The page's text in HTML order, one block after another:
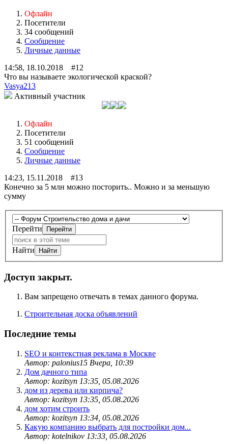
Офлайн
Посетители
34 сообщений
Сообщение
Личные данные
14:58, 18.10.2018 #12
Что вы называете экологической краской?
Vasya213
Активный участник
Офлайн
Посетители
51 сообщений
Сообщение
Личные данные
14:23, 15.11.2018 #13
Конечно за 5 млн можно посторить.. Можно и за меньшую
сумму
Перейти
Найти
Доступ закрыт.
Вам запрещено отвечать в темах данного форума.
Строительная доска объявлений
Последние темы
SEO и контекстная реклама в Москве
Автор: palonius15 Вчера, 10:39
Дом дачного типа
Автор: kozitsyn 13:35, 05.08.2026
дом из дерева или кирпича?
Автор: kozitsyn 13:35, 05.08.2026
дом хотим строить
Автор: kozitsyn 13:34, 05.08.2026
Какую компанию выбрать для постройки дом...
Автор: kotelnikov 13:33, 05.08.2026